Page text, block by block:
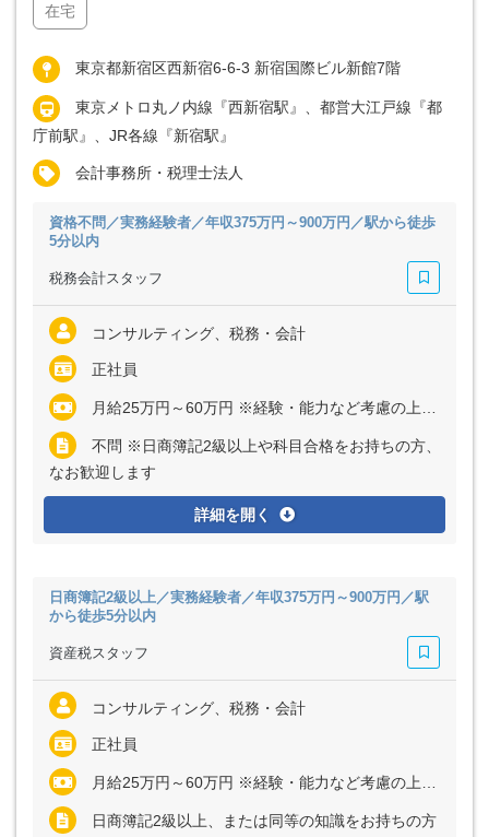
在宅
東京都新宿区西新宿6-6-3 新宿国際ビル新館7階
東京メトロ丸ノ内線『西新宿駅』、都営大江戸線『都
庁前駅』、JR各線『新宿駅』
会計事務所・税理士法人
資格不問／実務経験者／年収375万円～900万円／駅から徒歩
5分以内
税務会計スタッフ
コンサルティング、税務・会計
正社員
月給25万円～60万円 ※経験・能力など考慮の上、決定いたします ※上記に固定残業代（月30時間分＝4万6700円～10万9000円）を含む ※超過分は別途全額支給
不問 ※日商簿記2級以上や科目合格をお持ちの方、
なお歓迎します
詳細を開く
日商簿記2級以上／実務経験者／年収375万円～900万円／駅
から徒歩5分以内
資産税スタッフ
コンサルティング、税務・会計
正社員
月給25万円～60万円 ※経験・能力など考慮の上、決定いたします ※上記に固定残業代（月30時間分＝4万6700円～10万9000円）を含む ※超過分は別途全額支給
日商簿記2級以上、または同等の知識をお持ちの方